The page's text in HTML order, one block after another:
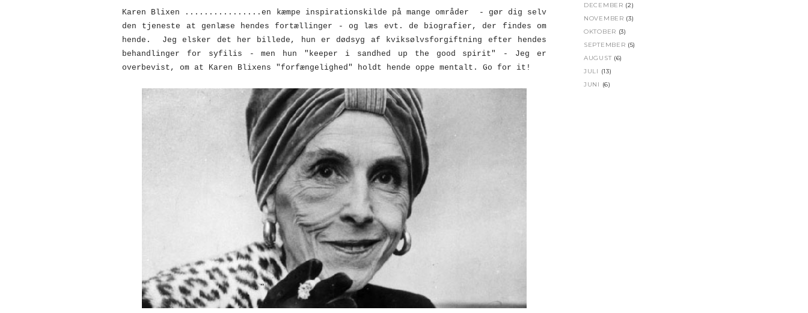
Karen Blixen ................en kæmpe inspirationskilde på mange områder - gør dig selv
den tjeneste at genlæse hendes fortællinger - og læs evt. de biografier, der findes om
hende. Jeg elsker det her billede, hun er dødsyg af kviksølvsforgiftning efter hendes
behandlinger for syfilis - men hun "keeper i sandhed up the good spirit" - Jeg er
overbevist, om at Karen Blixens "forfængelighed" holdt hende oppe mentalt. Go for it!
DECEMBER (2)
NOVEMBER (3)
OKTOBER (3)
SEPTEMBER (5)
AUGUST(6)
JULI (13)
JUNI (6)